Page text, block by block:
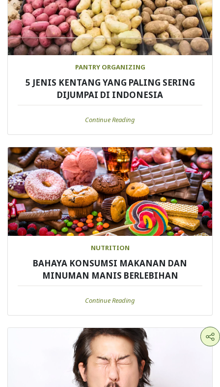
PANTRY ORGANIZING
5 JENIS KENTANG YANG PALING SERING
DIJUMPAI DI INDONESIA
Continue Reading
NUTRITION
BAHAYA KONSUMSI MAKANAN DAN
MINUMAN MANIS BERLEBIHAN
Continue Reading